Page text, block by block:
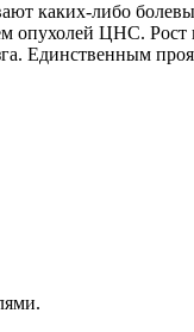
каких-либо
опухолей ЦНС. Рост
Единственным